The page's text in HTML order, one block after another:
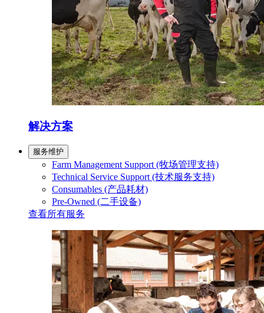
解决方案
服务维护
Farm Management Support (牧场管理支持)
Technical Service Support (技术服务支持)
Consumables (产品耗材)
Pre-Owned (二手设备)
查看所有服务